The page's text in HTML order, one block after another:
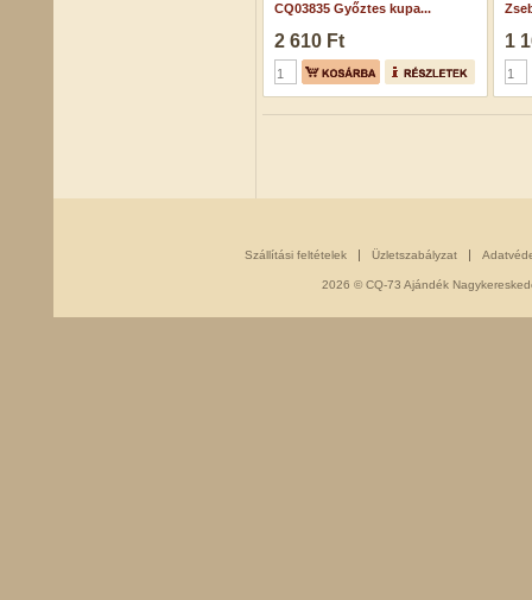
CQ03835 Győztes kupa...
2 610 Ft 1
Szállítási feltételek Üzletszabályzat
2026 © CQ-73 Ajándék